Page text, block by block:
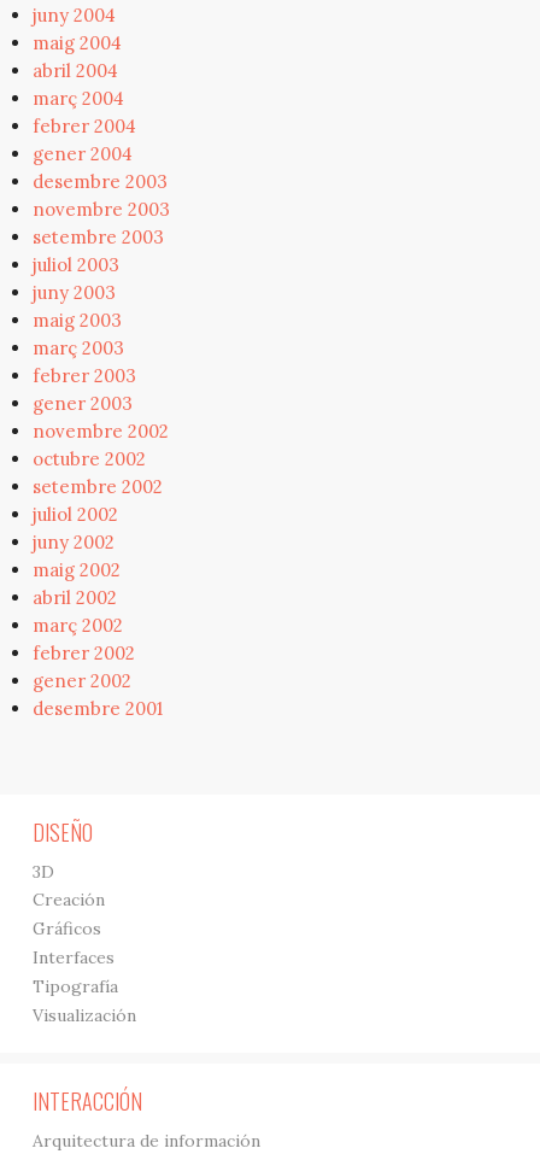
juny 2004
maig 2004
abril 2004
març 2004
febrer 2004
gener 2004
desembre 2003
novembre 2003
setembre 2003
juliol 2003
juny 2003
maig 2003
març 2003
febrer 2003
gener 2003
novembre 2002
octubre 2002
setembre 2002
juliol 2002
juny 2002
maig 2002
abril 2002
març 2002
febrer 2002
gener 2002
desembre 2001
DISEÑO
3D
Creación
Gráficos
Interfaces
Tipografía
Visualización
INTERACCIÓN
Arquitectura de información